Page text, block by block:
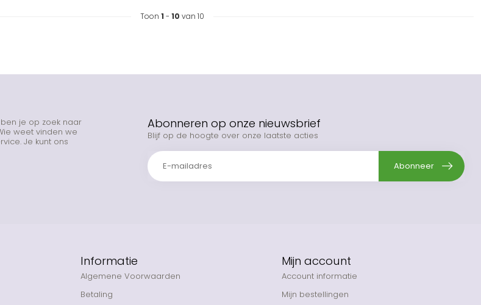
Toon 1 - 10 van 10
je op zoek naar
weet vinden we
Je kunt ons
Abonneren op onze nieuwsbrief
Blijf op de hoogte over onze laatste acties
Abonneer
Informatie
Algemene Voorwaarden
Betaling
Mijn account
Account informatie
Mijn bestellingen